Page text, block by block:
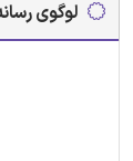
لوگوی